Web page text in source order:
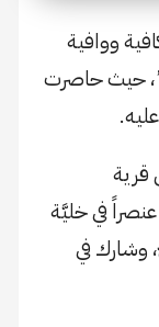
ووافية
حيث حاصرت
قرية
عنصراً في خليَّة
وشارك في